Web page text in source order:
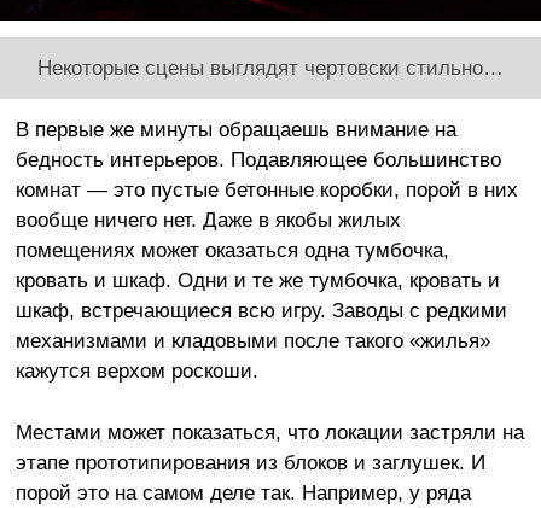
Некоторые сцены выглядят чертовски стильно…
В первые же минуты обращаешь внимание на
бедность интерьеров. Подавляющее большинство
комнат — это пустые бетонные коробки, порой в них
вообще ничего нет. Даже в якобы жилых
помещениях может оказаться одна тумбочка,
кровать и шкаф. Одни и те же тумбочка, кровать и
шкаф, встречающиеся всю игру. Заводы с редкими
механизмами и кладовыми после такого «жилья»
кажутся верхом роскоши.
Местами может показаться, что локации застряли на
этапе прототипирования из блоков и заглушек. И
порой это на самом деле так. Например, у ряда